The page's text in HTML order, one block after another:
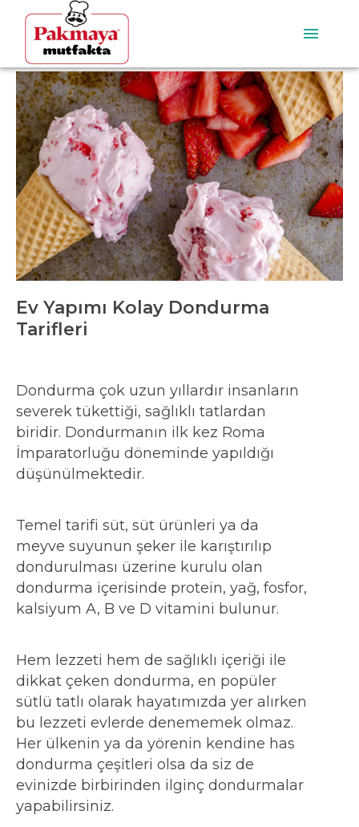
Ev Yapımı Kolay Dondurma
Tarifleri
Dondurma çok uzun yıllardır insanların
severek tükettiği, sağlıklı tatlardan
biridir. Dondurmanın ilk kez Roma
İmparatorluğu döneminde yapıldığı
düşünülmektedir.
Temel tarifi süt, süt ürünleri ya da
meyve suyunun şeker ile karıştırılıp
dondurulması üzerine kurulu olan
dondurma içerisinde protein, yağ, fosfor,
kalsiyum A, B ve D vitamini bulunur.
Hem lezzeti hem de sağlıklı içeriği ile
dikkat çeken dondurma, en popüler
sütlü tatlı olarak hayatımızda yer alırken
bu lezzeti evlerde denememek olmaz.
Her ülkenin ya da yörenin kendine has
dondurma çeşitleri olsa da siz de
evinizde birbirinden ilginç dondurmalar
yapabilirsiniz.